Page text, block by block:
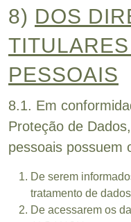
8) DOS
PESSOAIS
8.1. Em
Proteção de
pessoais possuem
De serem
tratamento de
De acessarem os